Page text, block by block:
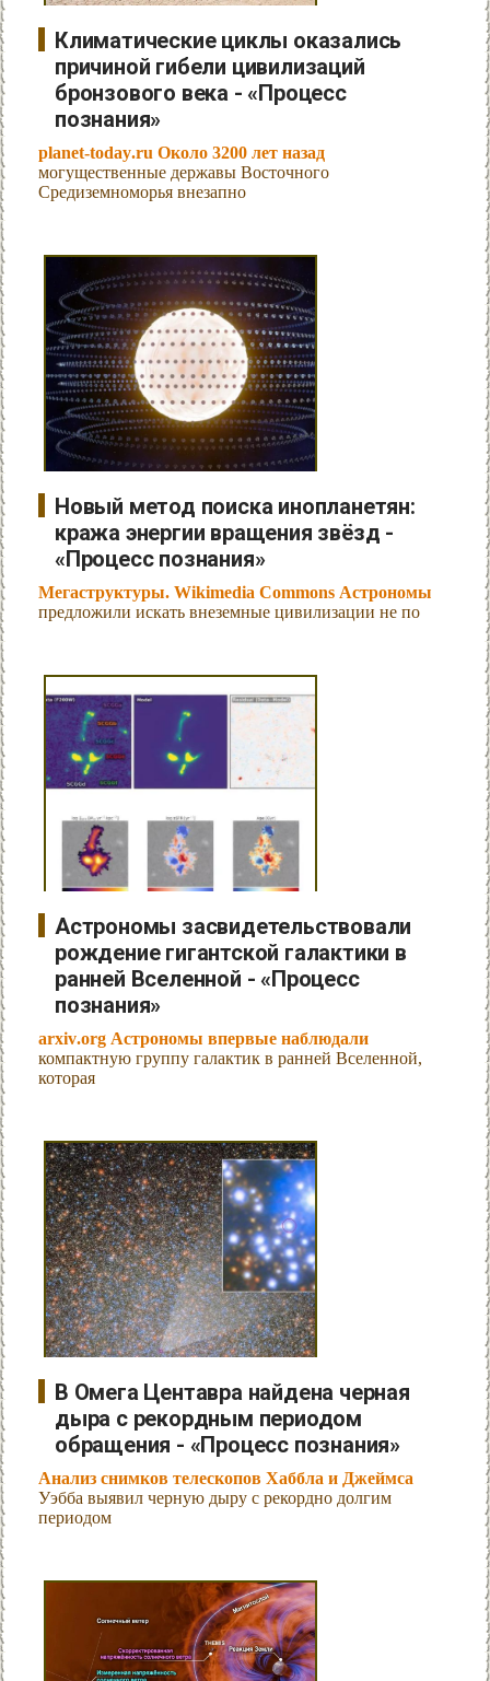
Климатические циклы оказались
причиной гибели цивилизаций
бронзового века - «Процесс
познания»
planet-today.ru Около 3200 лет назад
могущественные державы Восточного
Средиземноморья внезапно
Новый метод поиска инопланетян:
кража энергии вращения звёзд -
«Процесс познания»
Мегаструктуры. Wikimedia Commons Астрономы
предложили искать внеземные цивилизации не по
Астрономы засвидетельствовали
рождение гигантской галактики в
ранней Вселенной - «Процесс
познания»
arxiv.org Астрономы впервые наблюдали
компактную группу галактик в ранней Вселенной,
которая
В Омега Центавра найдена черная
дыра с рекордным периодом
обращения - «Процесс познания»
Анализ снимков телескопов Хаббла и Джеймса
Уэбба выявил черную дыру с рекордно долгим
периодом